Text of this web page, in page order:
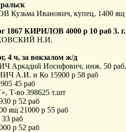
Кузьма Иванович, купец, 1400 ящ
1867 КИРИЛОВ 4000 р 10 раб 3.
Н.И.
4 ч, за вокзалом ж/д
Аркадий Иосифович, инж. 50 раб.
А.И. и Ко 15900 р 58 раб
45 раб
Т-во 398625 т.шт
р 52 раб
ящ 21000 р 55 раб
33 раб
р 52 раб